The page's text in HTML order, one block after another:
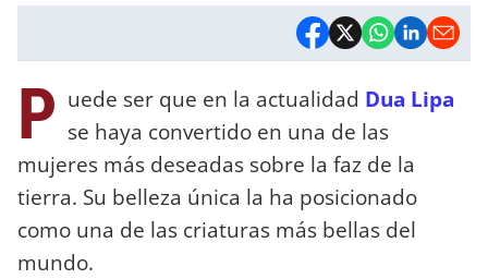
P uede ser que en la actualidad Dua Lipa
se haya convertido en una de las
mujeres más deseadas sobre la faz de la
tierra. Su belleza única la ha posicionado
como una de las criaturas más bellas del
mundo.